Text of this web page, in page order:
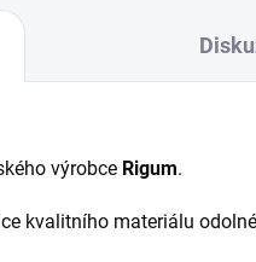
výrobce Rigum.
kvalitního materiálu